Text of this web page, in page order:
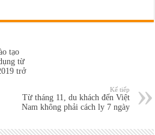
tạo
từ
trở
Kế tiếp
Từ tháng 11, du khách đến Việt
Nam không phải cách ly 7 ngày